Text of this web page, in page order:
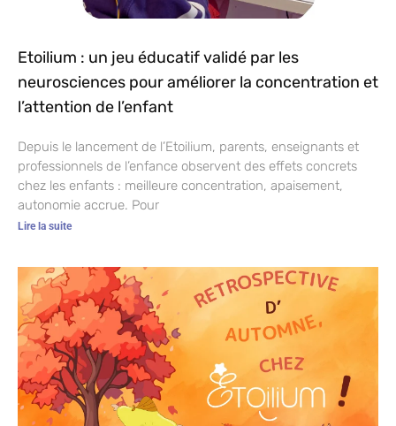
Etoilium : un jeu éducatif validé par les
neurosciences pour améliorer la concentration et
l’attention de l’enfant
Depuis le lancement de l’Etoilium, parents, enseignants et
professionnels de l’enfance observent des effets concrets
chez les enfants : meilleure concentration, apaisement,
autonomie accrue. Pour
Lire la suite